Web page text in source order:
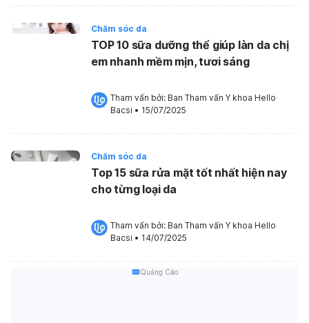
Chăm sóc da
TOP 10 sữa dưỡng thể giúp làn da chị
em nhanh mềm mịn, tươi sáng
Tham vấn bởi: Ban Tham vấn Y khoa Hello
Bacsi • 15/07/2025
Chăm sóc da
Top 15 sữa rửa mặt tốt nhất hiện nay
cho từng loại da
Tham vấn bởi: Ban Tham vấn Y khoa Hello
Bacsi • 14/07/2025
Quảng Cáo